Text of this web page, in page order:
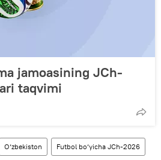
jamoasining JCh-
taqvimi
O‘zbekiston Futbol bo‘yicha JCh-2026